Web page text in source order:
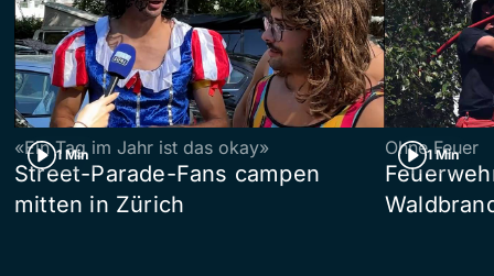
1 Min
«Ein Tag im Jahr ist das okay»
Street-Parade-Fans campen
mitten in Zürich
1 Min
Ohne Feuer